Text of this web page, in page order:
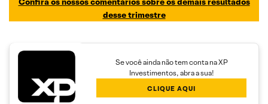
desse trimestre
Se você ainda não tem conta na XP
Investimentos, abra a sua!
CLIQUE AQUI